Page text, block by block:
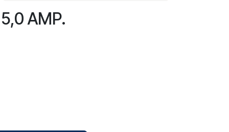
AMP.